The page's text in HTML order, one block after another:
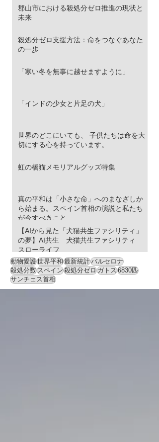
球を守るため、その目は細く、鋭く進化し
ました。 彼らはこの寡黙な表情のまま、荒
ターゲットは高原の生態系を支える「高原
ナキウサギ（ピカ）」。チベットスナギツ
郡山市における殺処分ゼロ推進の現状と
未来
殺処分ゼロ支援方法：命をつなぐあなた
の一歩
「寒い冬を無事に越せますように」
「インドの少女と片足の犬」
世界のどこにいても、 子供たちは命を大
切にする心を持っています。
虹の橋猫メモリアルグッズ特集
真の平和は「小さな命」へのまなざしか
ら始まる。スペイン首相の演説と私たち
が今すべきこと
【AIから見た「犬猫共生ファシリティ」
の夢】AI共生 犬猫共生ファシリティ
スローライフ
動物愛護世界平和最新統計バルセロナ
殺処分数スペイン殺処分ゼロガトス6830匹
サンチェス首相